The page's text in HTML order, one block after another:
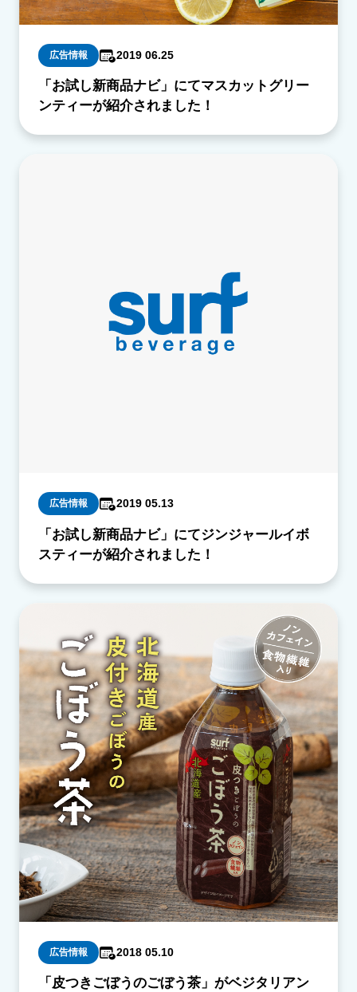
広告情報 2019 06.25
「お試し新商品ナビ」にてマスカットグリー
ンティーが紹介されました！
広告情報 2019 05.13
「お試し新商品ナビ」にてジンジャールイボ
スティーが紹介されました！
広告情報 2018 05.10
「皮つきごぼうのごぼう茶」がベジタリアン